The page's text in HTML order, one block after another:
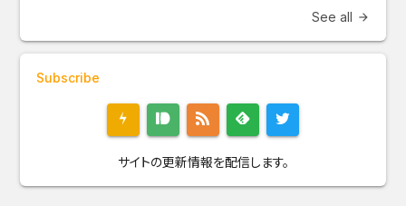
See all arrow_forward
Subscribe
サイトの更新情報を配信します。